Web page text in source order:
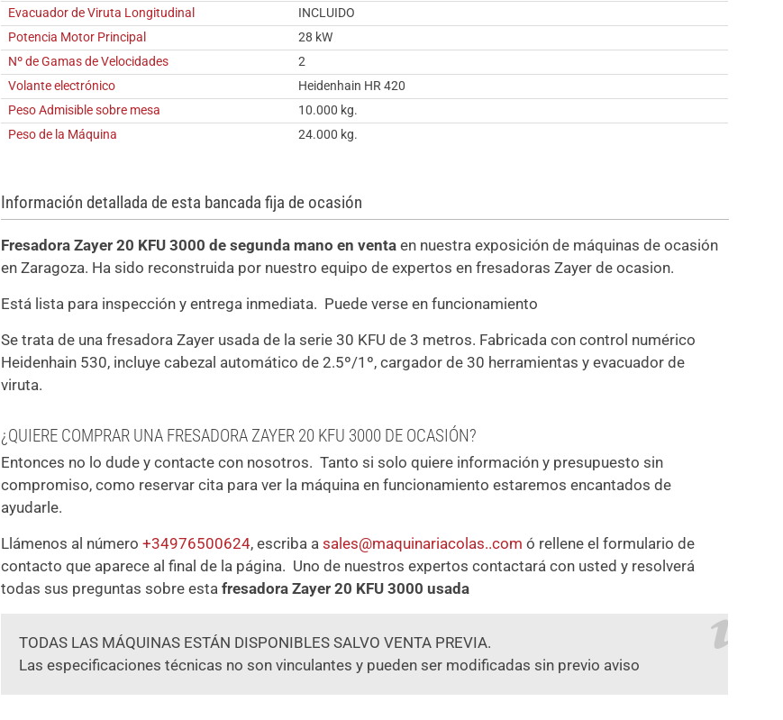
Evacuador de Viruta Longitudinal
INCLUIDO
Potencia Motor Principal
28 kW
Nº de Gamas de Velocidades
2
Volante electrónico
Heidenhain HR 420
Peso Admisible sobre mesa
10.000 kg.
Peso de la Máquina
24.000 kg.
Información detallada de esta bancada fija de ocasión
Fresadora Zayer 20 KFU 3000 de segunda mano en venta en nuestra exposición de máquinas de ocasión
en Zaragoza. Ha sido reconstruida por nuestro equipo de expertos en fresadoras Zayer de ocasion.
Está lista para inspección y entrega inmediata. Puede verse en funcionamiento
Se trata de una fresadora Zayer usada de la serie 30 KFU de 3 metros. Fabricada con control numérico
Heidenhain 530, incluye cabezal automático de 2.5º/1º, cargador de 30 herramientas y evacuador de
viruta.
¿QUIERE COMPRAR UNA FRESADORA ZAYER 20 KFU 3000 DE OCASIÓN?
Entonces no lo dude y contacte con nosotros. Tanto si solo quiere información y presupuesto sin
compromiso, como reservar cita para ver la máquina en funcionamiento estaremos encantados de
ayudarle.
Llámenos al número+34976500624, escriba asales@maquinariacolas..com ó rellene el formulario de
contacto que aparece al final de la página. Uno de nuestros expertos contactará con usted y resolverá
todas sus preguntas sobre esta fresadora Zayer 20 KFU 3000 usada
TODAS LAS MÁQUINAS ESTÁN DISPONIBLES SALVO VENTA PREVIA.
Las especificaciones técnicas no son vinculantes y pueden ser modificadas sin previo aviso